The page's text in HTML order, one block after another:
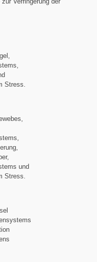
Stress.
und
Stress.